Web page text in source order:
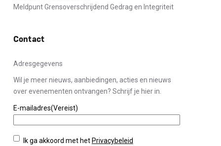
Meldpunt Grensoverschrijdend Gedrag en Integriteit
Contact
Adresgegevens
Wil je meer nieuws, aanbiedingen, acties en nieuws
over evenementen ontvangen? Schrijf je hier in.
E-mailadres(Vereist)
Privacybeleid(Vereist)
Ik ga akkoord met het Privacybeleid